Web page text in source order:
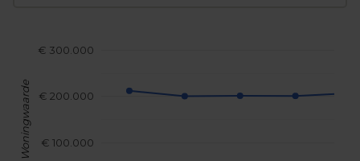
€ 100.000
€ 200.000
€ 300.000
Woningwaarde